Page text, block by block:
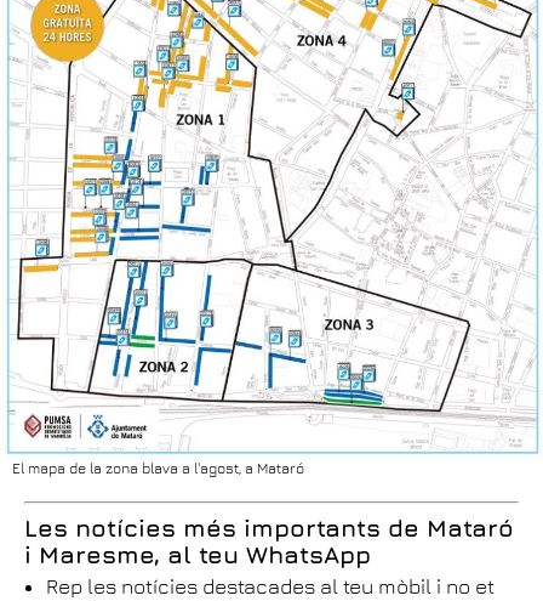
El mapa de la zona blava a l'agost, a Mataró
Les notícies més importants de Mataró
i Maresme, al teu WhatsApp
Rep les notícies destacades al teu mòbil i no et